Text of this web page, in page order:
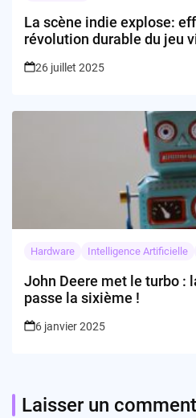
La scène indie explose:
révolution durable du jeu
26 juillet 2025
Hardware Intelligence Artificielle
John Deere met le turbo :
passe la sixième !
6 janvier 2025
Laisser un